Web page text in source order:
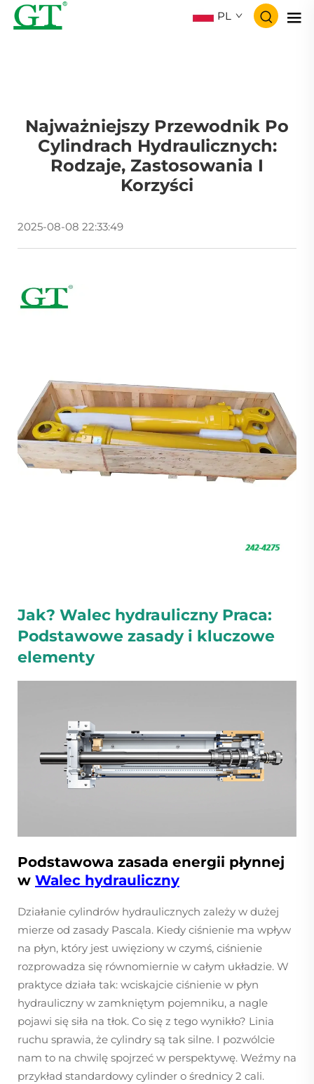
PL
Najważniejszy Przewodnik Po
Cylindrach Hydraulicznych:
Rodzaje, Zastosowania I
Korzyści
2025-08-08 22:33:49
Jak? Walec hydrauliczny Praca:
Podstawowe zasady i kluczowe
elementy
Podstawowa zasada energii płynnej
w Walec hydrauliczny
Działanie cylindrów hydraulicznych zależy w dużej
mierze od zasady Pascala. Kiedy ciśnienie ma wpływ
na płyn, który jest uwięziony w czymś, ciśnienie
rozprowadza się równomiernie w całym układzie. W
praktyce działa tak: wciskajcie ciśnienie w płyn
hydrauliczny w zamkniętym pojemniku, a nagle
pojawi się siła na tłok. Co się z tego wynikło? Linia
ruchu sprawia, że cylindry są tak silne. I pozwólcie
nam to na chwilę spojrzeć w perspektywę. Weźmy na
przykład standardowy cylinder o średnicy 2 cali.